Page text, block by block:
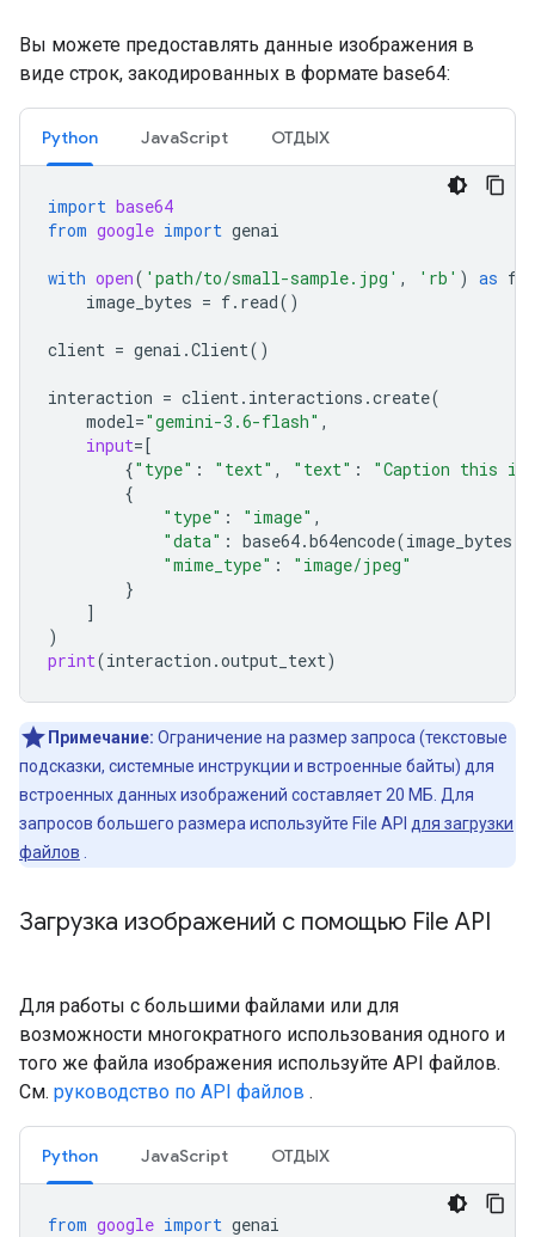
Вы можете предоставлять данные изображения в
виде строк, закодированных в формате base64:
Python JavaScript ОТДЫХ
import base64
from google import genai
with open( 'path/to/small-sample.jpg' , 'rb' ) as f
image_bytes = f. read()
client = genai .Client()
interaction = client. interactions .create(
model="gemini-3.6-flash" ,
input=[
{"type" : "text" , "text" :
"Caption this
{
"type" : "image" ,
"data" : base64.b64encode(image_bytes
"mime_type" :
"image/jpeg"
}
]
)
print(interaction .output_text)
Примечание: Ограничение на размер запроса (текстовые
подсказки, системные инструкции и встроенные байты) для
встроенных данных изображений составляет 20 МБ. Для
запросов большего размера используйте File API для загрузки
файлов
Загрузка изображений с помощью File API
Для работы с большими файлами или для
возможности многократного использования одного и
того же файла изображения используйте API файлов.
См. руководство по API файлов .
Python JavaScript ОТДЫХ
from google import genai